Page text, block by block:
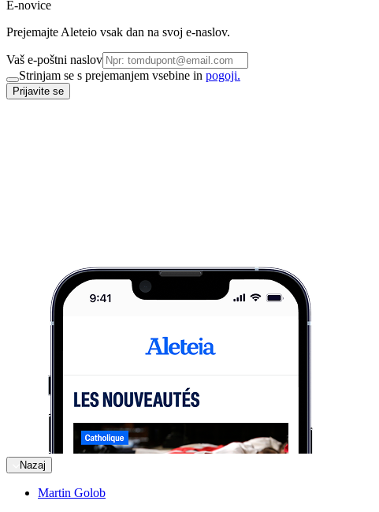
E-novice
Prejemajte Aleteio vsak dan na svoj e-naslov.
Vaš e-poštni naslov
Strinjam se s prejemanjem vsebine in pogoji.
Prijavite se
Nazaj
Martin Golob